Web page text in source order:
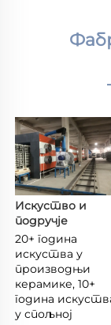
Искуство и
подручје
20+ година
искуства у
производњи
керамике, 10+
година
у спољној